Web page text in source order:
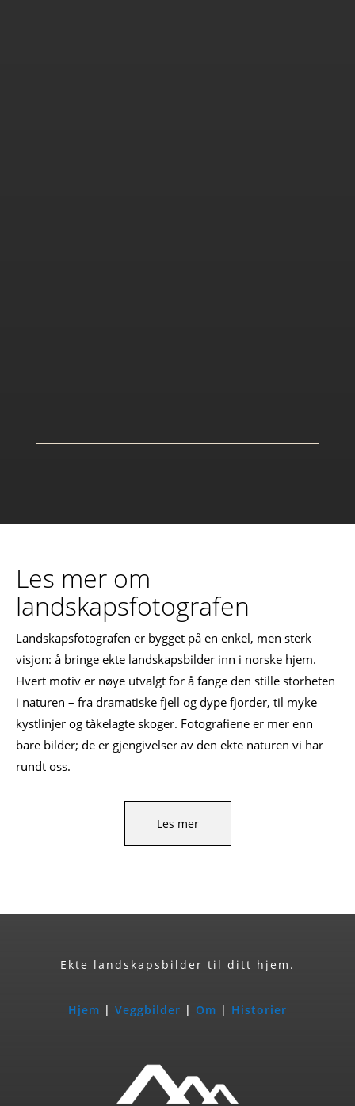
Les mer om
landskapsfotografen
Landskapsfotografen er bygget på en enkel, men sterk
visjon: å bringe ekte landskapsbilder inn i norske hjem.
Hvert motiv er nøye utvalgt for å fange den stille storheten
i naturen – fra dramatiske fjell og dype fjorder, til myke
kystlinjer og tåkelagte skoger. Fotografiene er mer enn
bare bilder; de er gjengivelser av den ekte naturen vi har
rundt oss.
Les mer
Ekte landskapsbilder til ditt hjem.
Hjem | Veggbilder | Om | Historier